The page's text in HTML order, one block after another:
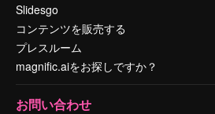
Slidesgo
コンテンツを販売する
プレスルーム
magnific.aiをお探しですか？
お問い合わせ